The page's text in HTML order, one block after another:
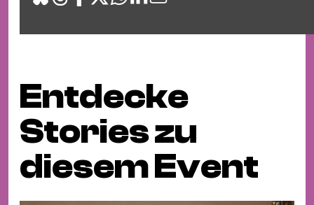
Entdecke
Stories zu
diesem Event